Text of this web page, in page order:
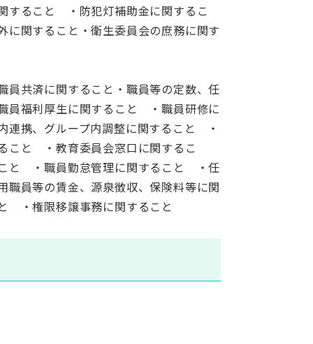
すること ・防犯灯補助金に関するこ
関すること・衛生委員会の庶務に関す
共済に関すること・職員等の定数、任
員福利厚生に関すること ・職員研修に
携、グループ内調整に関すること ・
こと ・教育委員会窓口に関するこ
と ・職員勤怠管理に関すること ・任
員等の賃金、源泉徴収、保険料等に関
・権限移譲事務に関すること